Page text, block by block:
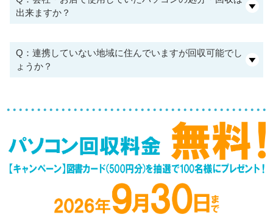
出来ますか？
Q：連携していない地域に住んでいますが回収可能でし
ょうか？